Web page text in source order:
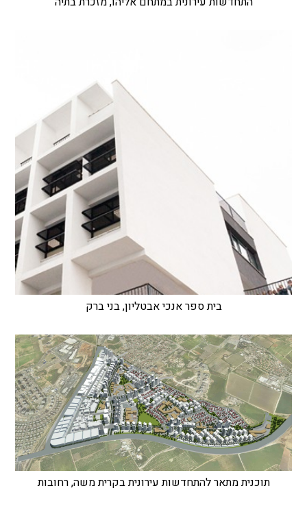
בית ספר אנכי אבטליון, בני ברק
תוכנית מתאר להתחדשות עירונית בקרית משה, רחובות